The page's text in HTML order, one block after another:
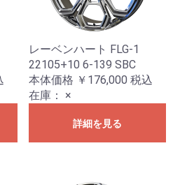
レーベンハート FLG-1
22105+10 6-139 SBC
本体価格 ￥176,000 税込
在庫： ×
詳細を見る
る カートへ進む